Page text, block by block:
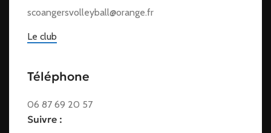
scoangersvolleyball@orange.fr
Le club
Téléphone
06 87 69 20 57
Suivre :